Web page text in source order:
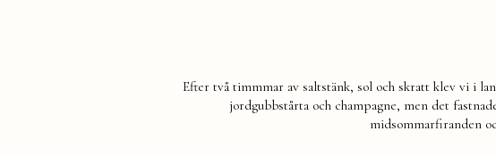
Efter två timmmar av saltstänk, sol och skratt klev vi i
jordgubbstårta och champagne, men det
midsommarfiranden